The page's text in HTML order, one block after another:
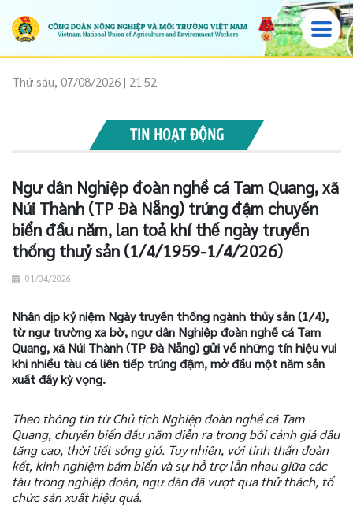
Thứ sáu, 07/08/2026 | 21:52
TIN HOẠT ĐỘNG
Ngư dân Nghiệp đoàn nghề cá Tam Quang, xã
Núi Thành (TP Đà Nẵng) trúng đậm chuyến
biển đầu năm, lan toả khí thế ngày truyền
thống thuỷ sản (1/4/1959-1/4/2026)
01/04/2026
Nhân dịp kỷ niệm Ngày truyền thống ngành thủy sản (1/4),
từ ngư trường xa bờ, ngư dân Nghiệp đoàn nghề cá Tam
Quang, xã Núi Thành (TP Đà Nẵng) gửi về những tín hiệu vui
khi nhiều tàu cá liên tiếp trúng đậm, mở đầu một năm sản
xuất đầy kỳ vọng.
Theo thông tin từ Chủ tịch Nghiệp đoàn nghề cá Tam
Quang, chuyến biển đầu năm diễn ra trong bối cảnh giá dầu
tăng cao, thời tiết sóng gió. Tuy nhiên, với tinh thần đoàn
kết, kinh nghiệm bám biển và sự hỗ trợ lẫn nhau giữa các
tàu trong nghiệp đoàn, ngư dân đã vượt qua thử thách, tổ
chức sản xuất hiệu quả.